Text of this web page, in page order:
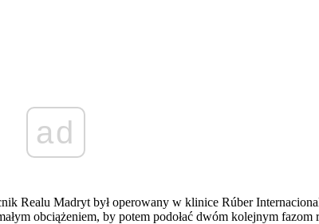
ad
Realu Madryt był operowany w klinice Rúber
obciążeniem, by potem podołać dwóm kolejnym